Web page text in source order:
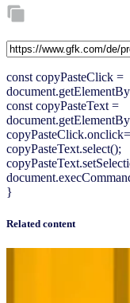
const copyPasteClick =
const copyPasteText =
copyPasteText.select();
}
Related content